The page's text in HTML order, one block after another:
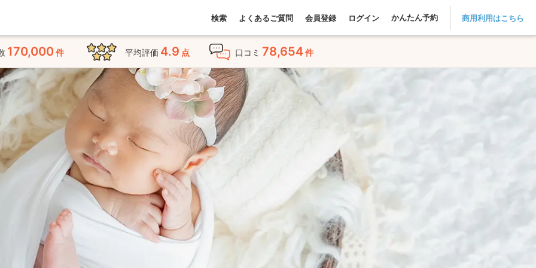
検索 よくあるご質問 会員登録 ログイン かんたん予約 商用利用はこちら
170,000件 平均評価 4.9 点 口コミ 78,654件